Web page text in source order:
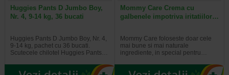
Huggies Pants D Jumbo Boy,
Nr. 4, 9-14 kg, 36 bucati
Huggies Pants D Jumbo Boy, Nr. 4,
9-14 kg, pachet cu 36 bucati.
Scutecele chilotel Huggies Pants…
Mommy Care Crema cu
galbenele impotriva iritatiilor…
Mommy Care foloseste doar cele
mai bune si mai naturale
ingrediente, in special pentru…